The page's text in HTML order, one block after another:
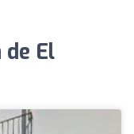
de El